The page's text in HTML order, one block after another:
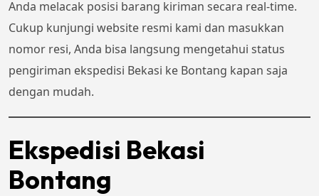
Anda melacak posisi barang kiriman secara real-time.
Cukup kunjungi website resmi kami dan masukkan
nomor resi, Anda bisa langsung mengetahui status
pengiriman ekspedisi Bekasi ke Bontang kapan saja
dengan mudah.
Ekspedisi Bekasi
Bontang